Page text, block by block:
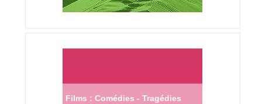
Films : Comédies - Tragédies